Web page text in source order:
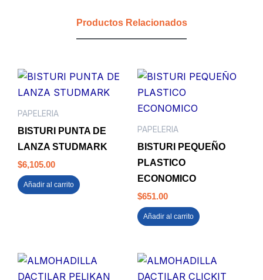
Productos Relacionados
PAPELERIA
BISTURI PUNTA DE
LANZA STUDMARK
$6,105.00
Añadir al carrito
PAPELERIA
BISTURI PEQUEÑO
PLASTICO
ECONOMICO
$651.00
Añadir al carrito